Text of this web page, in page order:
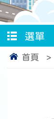
選單
首頁 >